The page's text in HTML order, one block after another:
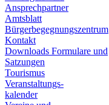
Ansprechpartner
Amtsblatt
Bürgerbegegnungszentrum
Kontakt
Downloads Formulare und
Satzungen
Tourismus
Veranstaltungs-
kalender